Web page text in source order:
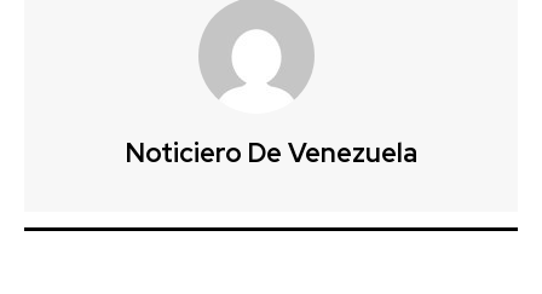
Noticiero De Venezuela